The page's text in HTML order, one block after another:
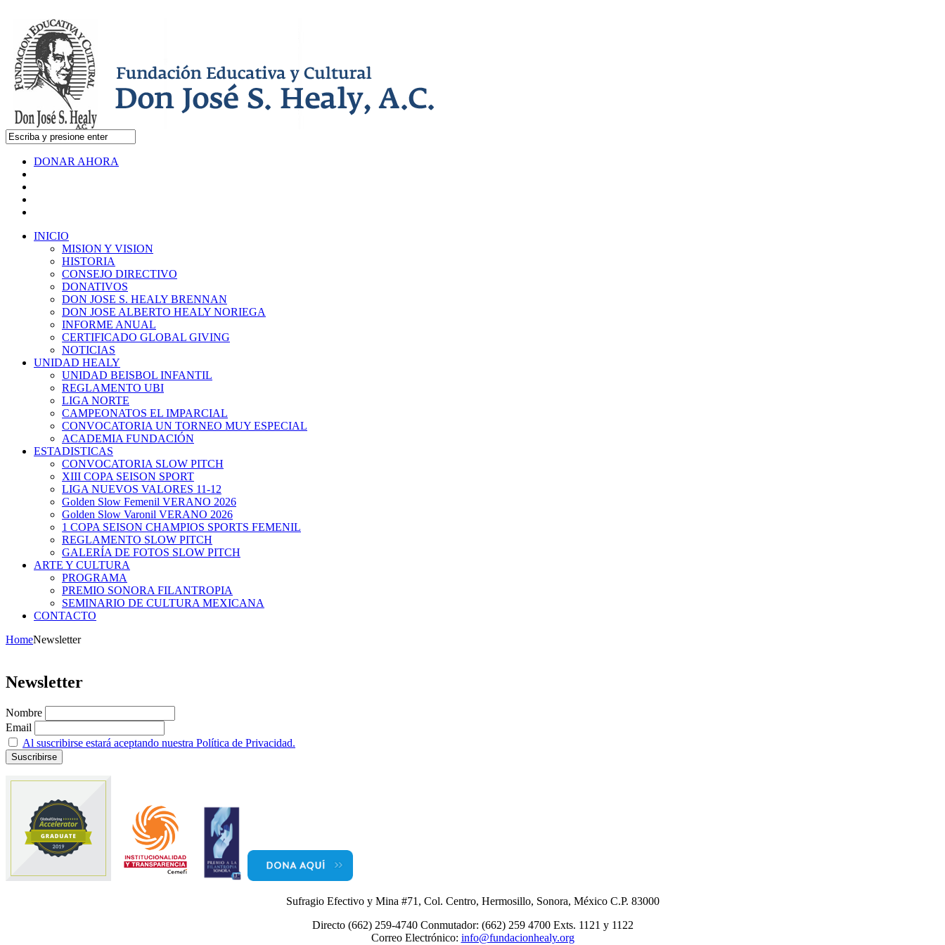
DONAR AHORA
INICIO
MISION Y VISION
HISTORIA
CONSEJO DIRECTIVO
DONATIVOS
DON JOSE S. HEALY BRENNAN
DON JOSE ALBERTO HEALY NORIEGA
INFORME ANUAL
CERTIFICADO GLOBAL GIVING
NOTICIAS
UNIDAD HEALY
UNIDAD BEISBOL INFANTIL
REGLAMENTO UBI
LIGA NORTE
CAMPEONATOS EL IMPARCIAL
CONVOCATORIA UN TORNEO MUY ESPECIAL
ACADEMIA FUNDACIÓN
ESTADISTICAS
CONVOCATORIA SLOW PITCH
XIII COPA SEISON SPORT
LIGA NUEVOS VALORES 11-12
Golden Slow Femenil VERANO 2026
Golden Slow Varonil VERANO 2026
1 COPA SEISON CHAMPIOS SPORTS FEMENIL
REGLAMENTO SLOW PITCH
GALERÍA DE FOTOS SLOW PITCH
ARTE Y CULTURA
PROGRAMA
PREMIO SONORA FILANTROPIA
SEMINARIO DE CULTURA MEXICANA
CONTACTO
HomeNewsletter
Newsletter
Nombre
Email
Al suscribirse estará aceptando nuestra Política de Privacidad.
Sufragio Efectivo y Mina #71, Col. Centro, Hermosillo, Sonora, México C.P. 83000
Directo (662) 259-4740 Conmutador: (662) 259 4700 Exts. 1121 y 1122
Correo Electrónico: info@fundacionhealy.org